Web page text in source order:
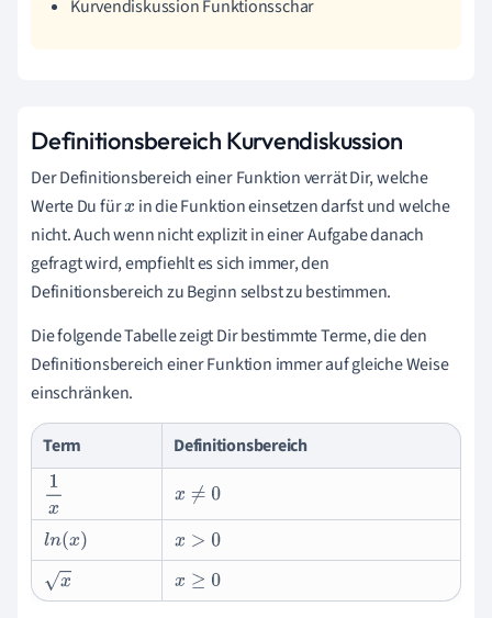
Kurvendiskussion Funktionsschar
Definitionsbereich Kurvendiskussion
Der Definitionsbereich einer Funktion verrät Dir, welche
Werte Du fürx in die Funktion einsetzen darfst und welche
nicht. Auch wenn nicht explizit in einer Aufgabe danach
gefragt wird, empfiehlt es sich immer, den
Definitionsbereich zu Beginn selbst zu bestimmen.
Die folgende Tabelle zeigt Dir bestimmte Terme, die den
Definitionsbereich einer Funktion immer auf gleiche Weise
einschränken.
Term Definitionsbereich
1x x≠ 0
ln(x) x> 0
x
x≥ 0